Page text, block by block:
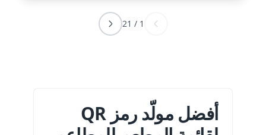
1
/
21
أفضل مولّد رمز QR